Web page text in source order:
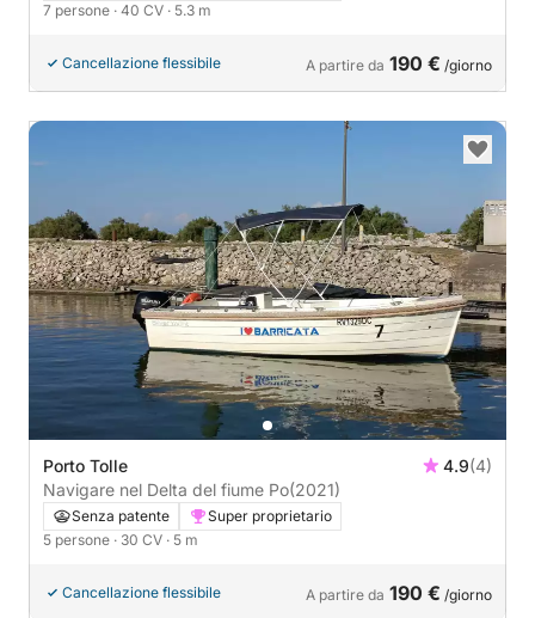
7 persone · 40 CV · 5.3 m
Cancellazione flessibile A partire da 190 € /giorno
Porto Tolle 4.9(4)
Navigare nel Delta del fiume Po(2021)
Senza patente
Super proprietario
5 persone · 30 CV · 5 m
Cancellazione flessibile A partire da 190 € /giorno